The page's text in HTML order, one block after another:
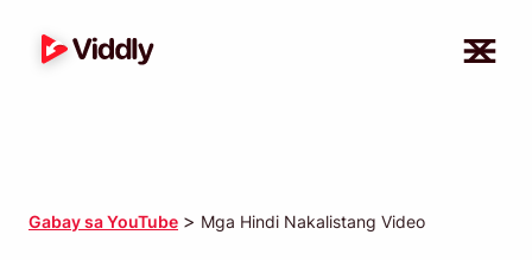
Gabay sa YouTube > Mga Hindi Nakalistang Video